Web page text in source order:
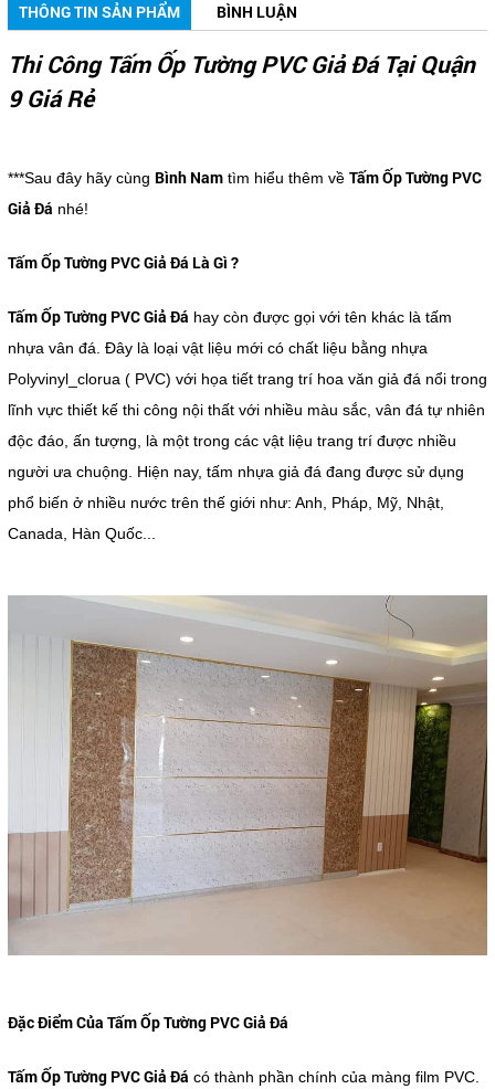
THÔNG TIN SẢN PHẨM BÌNH LUẬN
Thi Công Tấm Ốp Tường PVC Giả Đá Tại Quận
9 Giá Rẻ
***Sau đây hãy cùng Bình Namtìm hiểu thêm về Tấm Ốp Tường PVC
Giả Đá nhé!
Tấm Ốp Tường PVC Giả Đá Là Gì ?
Tấm Ốp Tường PVC Giả Đá hay còn được gọi với tên khác là tấm
nhựa vân đá. Đây là loại vật liệu mới có chất liệu bằng nhựa
Polyvinyl_clorua ( PVC) với họa tiết trang trí hoa văn giả đá nổi trong
lĩnh vực thiết kế thi công nội thất với nhiều màu sắc, vân đá tự nhiên
độc đáo, ấn tượng, là một trong các vật liệu trang trí được nhiều
người ưa chuộng. Hiện nay, tấm nhựa giả đá đang được sử dụng
phổ biến ở nhiều nước trên thế giới như: Anh, Pháp, Mỹ, Nhật,
Canada, Hàn Quốc...
Đặc Điểm Của Tấm Ốp Tường PVC Giả Đá
Tấm Ốp Tường PVC Giả Đá có thành phần chính của màng film PVC.